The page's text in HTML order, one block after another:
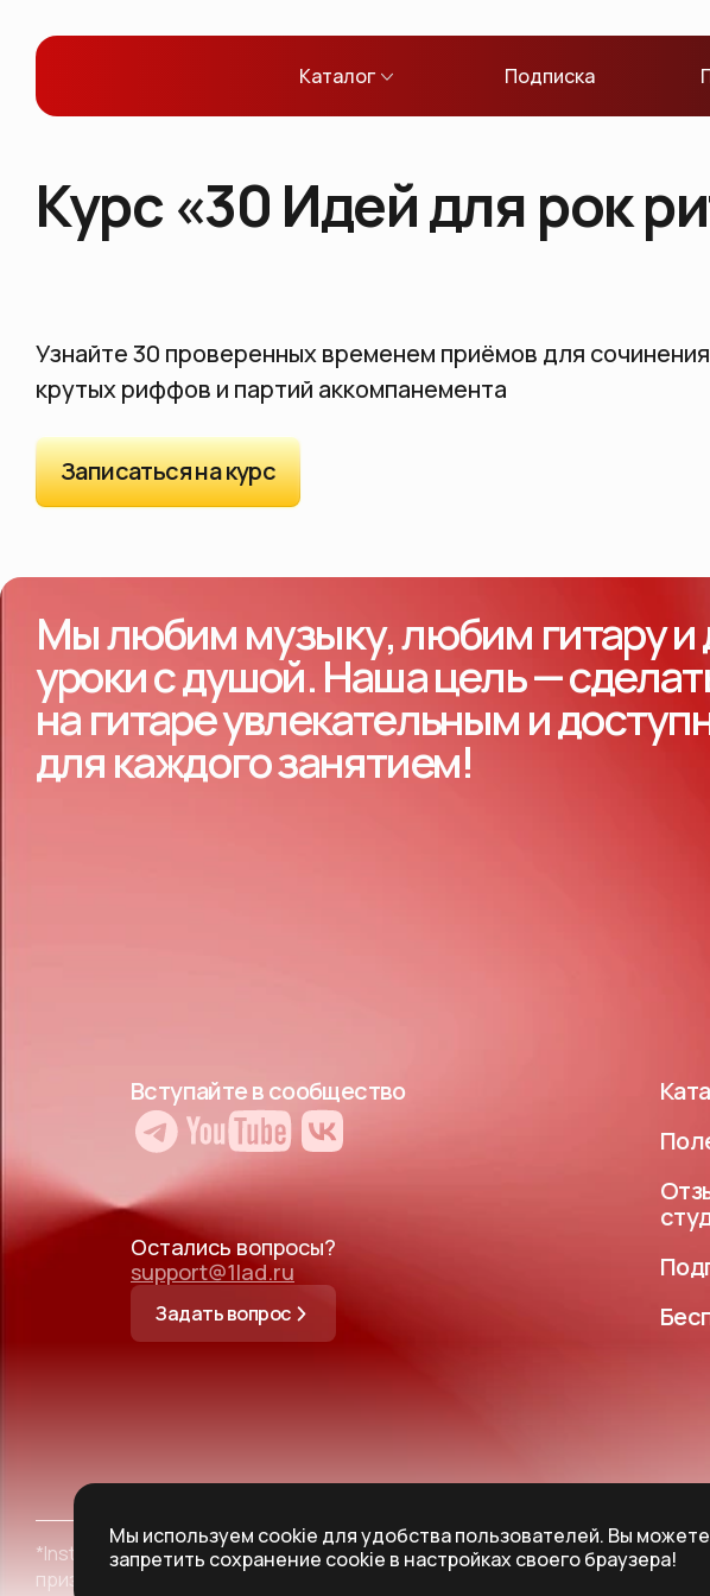
Каталог Подписка
Курс «30 Идей для рок
Узнайте 30 проверенных временем приёмов для сочинения
крутых риффов и партий аккомпанемента
Записаться на курс
Мы любим музыку, любим гитару и
уроки с душой. Наша цель —
на гитаре увлекательным и
для каждого занятием!
Вступайте в сообщество
Остались вопросы?
support@1lad.ru
Задать вопрос
*Instagram принадлежит корпорации Meta,
признанной в РФ экстремистской организацией
Мы используем cookie для удобства пользователей. Вы можете
запретить сохранение cookie в настройках своего браузера!